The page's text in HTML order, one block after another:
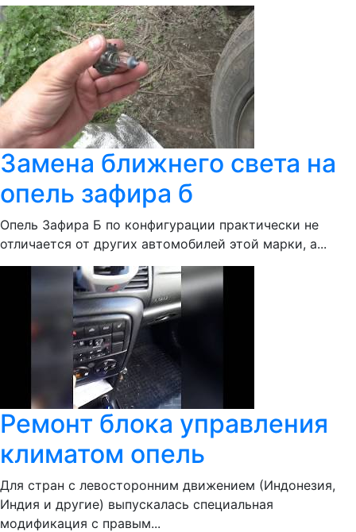
Замена ближнего света на
опель зафира б
Опель Зафира Б по конфигурации практически не
отличается от других автомобилей этой марки, а...
Ремонт блока управления
климатом опель
Для стран с левосторонним движением (Индонезия,
Индия и другие) выпускалась специальная
модификация с правым...